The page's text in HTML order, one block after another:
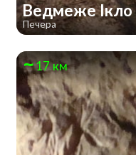
Ведмеже Ікло
Печера
17 км